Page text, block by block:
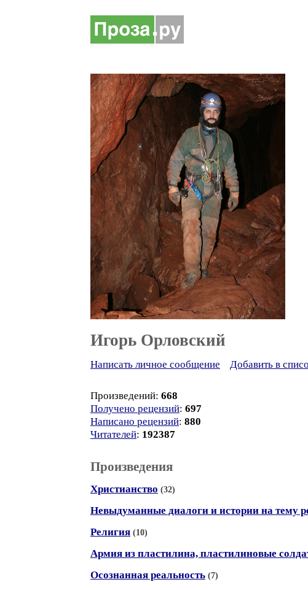
Игорь Орловский
Написать личное сообщение Добавить в
Произведений: 668
Получено рецензий: 697
Написано рецензий: 880
Читателей: 192387
Произведения
Христианство (32)
Невыдуманные диалоги и истории на тему
Религия (10)
Армия из пластилина, пластилиновые
Осознанная реальность (7)